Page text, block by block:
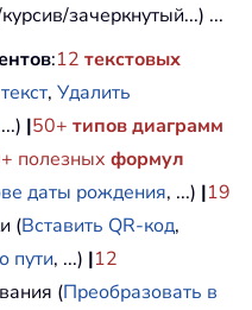
зачеркнутый...) ...
:12 текстовых
, Удалить
|50+ типов диаграмм
полезных формул
даты рождения, ...) |19
(Вставить QR-код,
пути, ...) |12
(Преобразовать в